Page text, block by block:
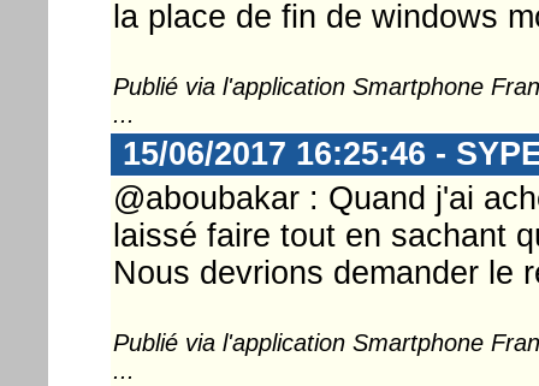
la place de fin de windows
Publié via l'application Smartphone
...
15/06/2017 16:25:46 -
@aboubakar : Quand j'ai
laissé faire tout en sachant
Nous devrions demander le
Publié via l'application Smartphone
...